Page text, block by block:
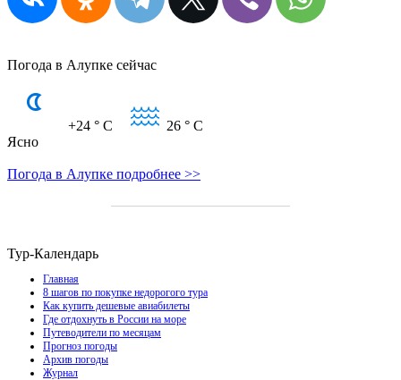
Погода в Алупке сейчас
+24 ° C 26 ° C
Ясно
Погода в Алупке подробнее >>
Тур-Календарь
Главная
8 шагов по покупке недорогого тура
Как купить дешевые авиабилеты
Где отдохнуть в России на море
Путеводители по месяцам
Прогноз погоды
Архив погоды
Журнал